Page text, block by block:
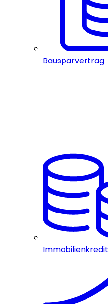
Bausparvertrag
Immobilienkredit